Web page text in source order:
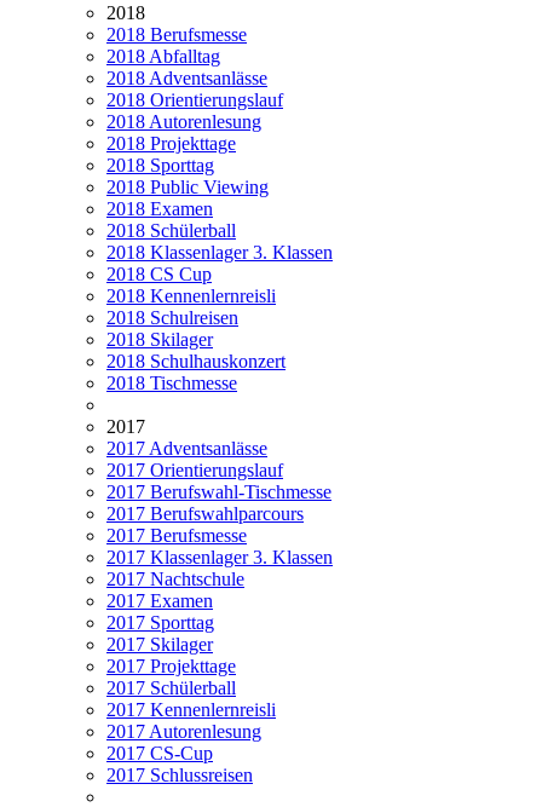
2018
2018 Berufsmesse
2018 Abfalltag
2018 Adventsanlässe
2018 Orientierungslauf
2018 Autorenlesung
2018 Projekttage
2018 Sporttag
2018 Public Viewing
2018 Examen
2018 Schülerball
2018 Klassenlager 3. Klassen
2018 CS Cup
2018 Kennenlernreisli
2018 Schulreisen
2018 Skilager
2018 Schulhauskonzert
2018 Tischmesse
2017
2017 Adventsanlässe
2017 Orientierungslauf
2017 Berufswahl-Tischmesse
2017 Berufswahlparcours
2017 Berufsmesse
2017 Klassenlager 3. Klassen
2017 Nachtschule
2017 Examen
2017 Sporttag
2017 Skilager
2017 Projekttage
2017 Schülerball
2017 Kennenlernreisli
2017 Autorenlesung
2017 CS-Cup
2017 Schlussreisen